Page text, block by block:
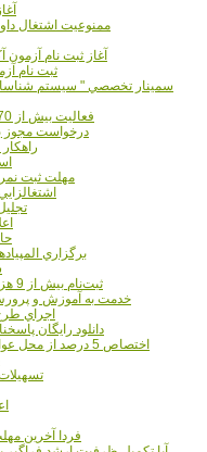
ممنوعيت اشتغال
آغاز ثبت نام آزمون
ثبت نام
سمينار تخصصي " سيستم
فعاليت بيش از 70 هزار عضو هيات علمي در دانشگاه آزاد
درخواست مجوز براي 150 رشته ارشد علوم
40
مهلت ثبت نمره
برگزاري
ثبت‌نام بيش از 9 هزار نفر در آزمون کارداني فني و حرفه‌اي
خدمت به آموزش و
اجراي
دانلود رایگان
اختصاص 5 درصد از محل عوارض گاز مصرفي براي نوسازي مدارس
فردا آخرین